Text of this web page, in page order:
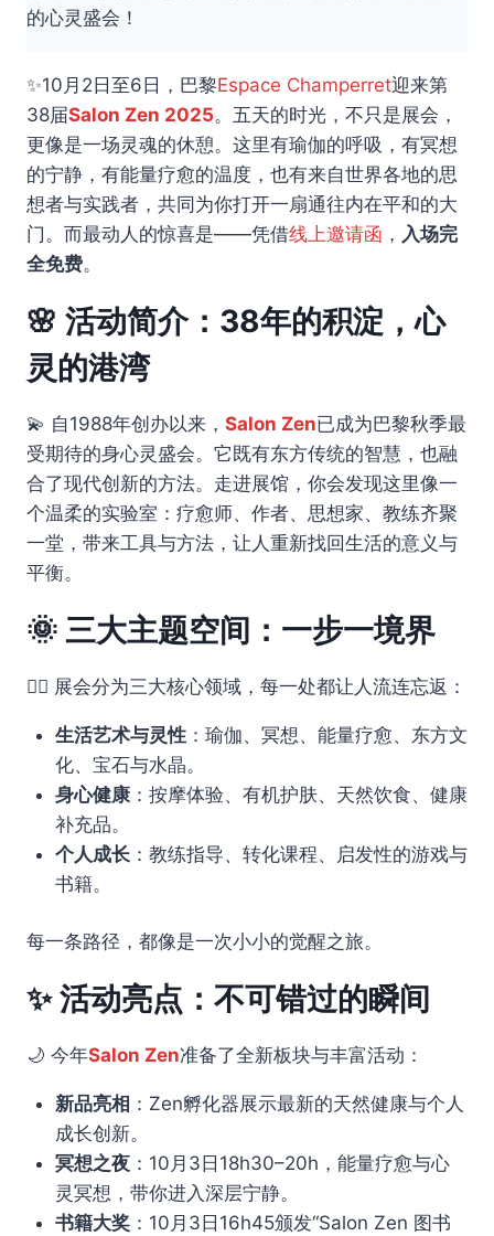
的心灵盛会！
✨10月2日至6日，巴黎Espace Champerret迎来第
38届Salon Zen 2025。五天的时光，不只是展会，
更像是一场灵魂的休憩。这里有瑜伽的呼吸，有冥想
的宁静，有能量疗愈的温度，也有来自世界各地的思
想者与实践者，共同为你打开一扇通往内在平和的大
门。而最动人的惊喜是——凭借线上邀请函 ， 入场完
全免费。
🌸 活动简介：38年的积淀，心
灵的港湾
💫 自1988年创办以来， Salon Zen已成为巴黎秋季最
受期待的身心灵盛会。它既有东方传统的智慧，也融
合了现代创新的方法。走进展馆，你会发现这里像一
个温柔的实验室：疗愈师、作者、思想家、教练齐聚
一堂，带来工具与方法，让人重新找回生活的意义与
平衡。
🌞 三大主题空间：一步一境界
🧘‍♀️ 展会分为三大核心领域，每一处都让人流连忘返：
生活艺术与灵性：瑜伽、冥想、能量疗愈、东方文
化、宝石与水晶。
身心健康：按摩体验、有机护肤、天然饮食、健康
补充品。
个人成长：教练指导、转化课程、启发性的游戏与
书籍。
每一条路径，都像是一次小小的觉醒之旅。
✨ 活动亮点：不可错过的瞬间
🌙 今年Salon Zen准备了全新板块与丰富活动：
新品亮相 ：Zen孵化器展示最新的天然健康与个人
成长创新。
冥想之夜：10月3日18h30–20h，能量疗愈与心
灵冥想，带你进入深层宁静。
书籍大奖：10月3日16h45颁发“Salon Zen 图书